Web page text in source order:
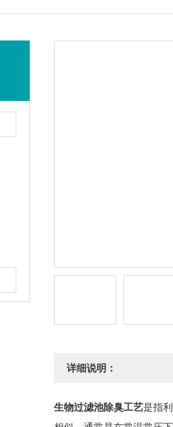
详细说明：
生物过滤池除臭工艺是指